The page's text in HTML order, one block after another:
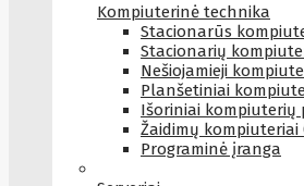
Kompiuterinė technika
Stacionarūs
Stacionarių
Nešiojamieji
Planšetiniai
Išoriniai kompiuterių
Žaidimų
Programinė įranga